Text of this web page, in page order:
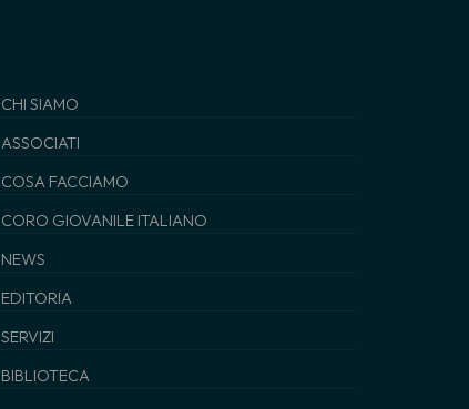
CHI SIAMO
ASSOCIATI
COSA FACCIAMO
CORO GIOVANILE ITALIANO
NEWS
EDITORIA
SERVIZI
BIBLIOTECA